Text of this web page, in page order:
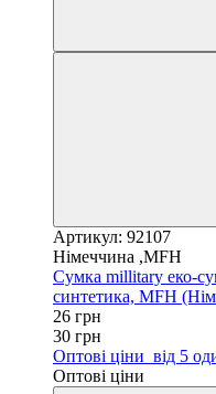
Артикул: 92107
Німеччина ,MFH
Сумка millitary еко-
синтетика, MFH
26 грн
30 грн
Оптові ціни від 5
Оптові ціни